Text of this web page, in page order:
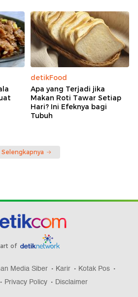
detikFood
Apa yang Terjadi jika
Makan Roti Tawar Setiap
Hari? Ini Efeknya bagi
Tubuh
Selengkapnya
of
Media Siber Karir
Kotak Pos
Privacy Policy Disclaimer